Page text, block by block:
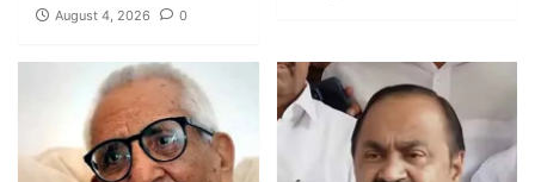
August 4, 2026 0